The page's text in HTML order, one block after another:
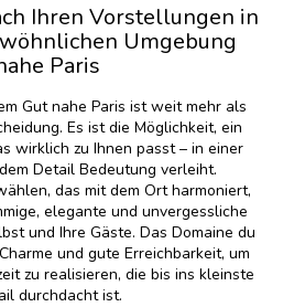
Ihren Vorstellungen in
Umgebung
Paris
Gut nahe Paris ist weit mehr als
Es ist die Möglichkeit, ein
wirklich zu Ihnen passt – in einer
Detail Bedeutung verleiht.
das mit dem Ort harmoniert,
elegante und unvergessliche
und Ihre Gäste. Das Domaine du
und gute Erreichbarkeit, um
zu realisieren, die bis ins kleinste
durchdacht ist.